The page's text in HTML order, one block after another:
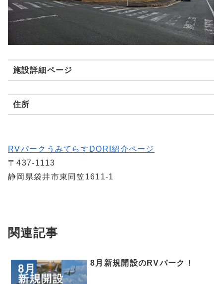
施設詳細ページ
住所
RVパークうみてらすDORI紹介ページ
〒437-1113
静岡県袋井市東同笠1611-1
関連記事
8月新規開設のRVパーク！